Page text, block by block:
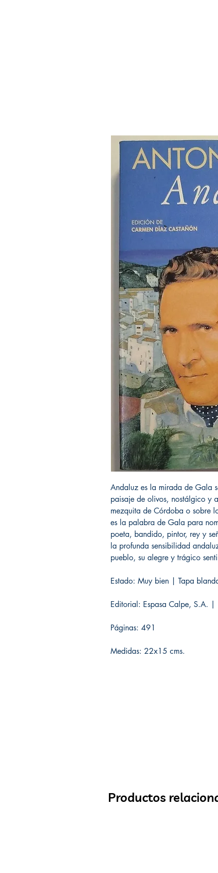
Andaluz es la mirada de Gala
paisaje de olivos, nostálgico y
mezquita de Córdoba o sobre
es la palabra de Gala para
poeta, bandido, pintor, rey y
la profunda sensibilidad
pueblo, su alegre y trágico
Estado: Muy bien | Tapa
Editorial: Espasa Calpe, S.A.
Páginas: 491
Medidas: 22x15 cms.
Productos